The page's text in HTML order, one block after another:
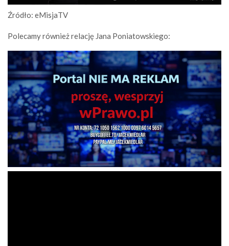
Źródło: eMisjaTV
Polecamy również relację Jana Poniatowskiego: